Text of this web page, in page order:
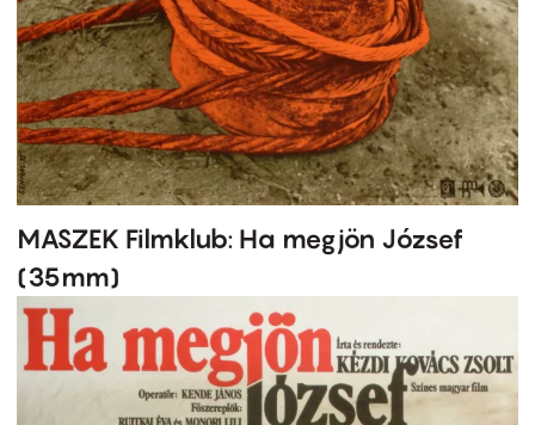
MASZEK Filmklub: Ha megjön József
(35mm)